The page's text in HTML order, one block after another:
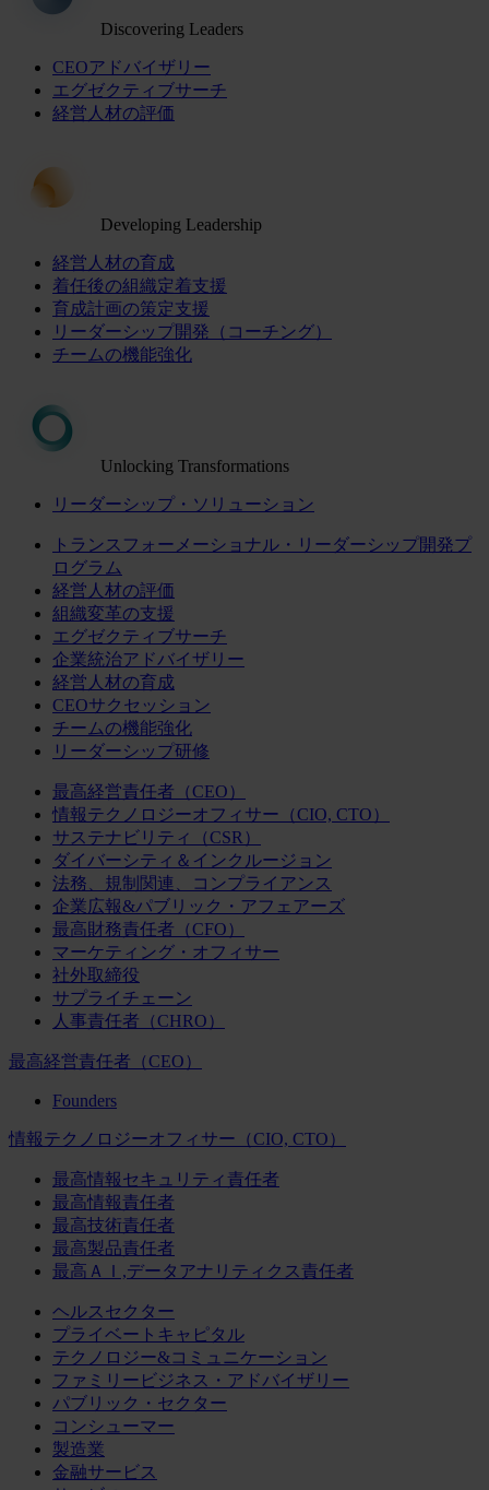
Discovering Leaders
CEOアドバイザリー
エグゼクティブサーチ
経営人材の評価
Developing Leadership
経営人材の育成
着任後の組織定着支援
育成計画の策定支援
リーダーシップ開発（コーチング）
チームの機能強化
Unlocking Transformations
リーダーシップ・ソリューション
トランスフォーメーショナル・リーダーシップ開発プ
ログラム
経営人材の評価
組織変革の支援
エグゼクティブサーチ
企業統治アドバイザリー
経営人材の育成
CEOサクセッション
チームの機能強化
リーダーシップ研修
最高経営責任者（CEO）
情報テクノロジーオフィサー（CIO, CTO）
サステナビリティ（CSR）
ダイバーシティ＆インクルージョン
法務、規制関連、コンプライアンス
企業広報&パブリック・アフェアーズ
最高財務責任者（CFO）
マーケティング・オフィサー
社外取締役
サプライチェーン
人事責任者（CHRO）
最高経営責任者（CEO）
Founders
情報テクノロジーオフィサー（CIO, CTO）
最高情報セキュリティ責任者
最高情報責任者
最高技術責任者
最高製品責任者
最高ＡＩ,データアナリティクス責任者
ヘルスセクター
プライベートキャピタル
テクノロジー&コミュニケーション
ファミリービジネス・アドバイザリー
パブリック・セクター
コンシューマー
製造業
金融サービス